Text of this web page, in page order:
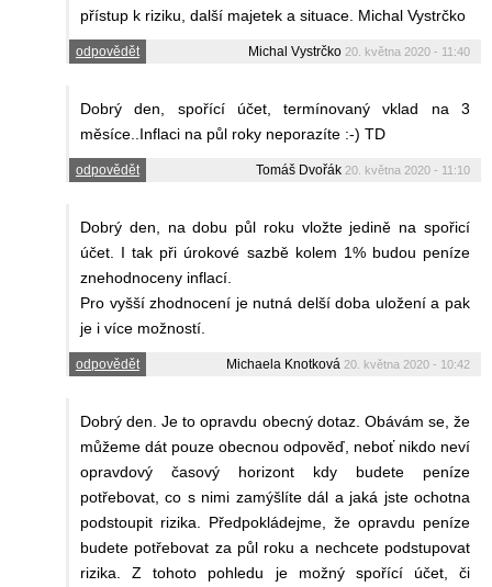
přístup k riziku, další majetek a situace. Michal Vystrčko
odpovědět Michal Vystrčko 20. května 2020 - 11:40
Dobrý den, spořící účet, termínovaný vklad na 3
měsíce..Inflaci na půl roky neporazíte :-) TD
odpovědět Tomáš Dvořák 20. května 2020 - 11:10
Dobrý den, na dobu půl roku vložte jedině na spořicí
účet. I tak při úrokové sazbě kolem 1% budou peníze
znehodnoceny inflací.
Pro vyšší zhodnocení je nutná delší doba uložení a pak
je i více možností.
odpovědět Michaela Knotková 20. května 2020 - 10:42
Dobrý den. Je to opravdu obecný dotaz. Obávám se, že
můžeme dát pouze obecnou odpověď, neboť nikdo neví
opravdový časový horizont kdy budete peníze
potřebovat, co s nimi zamýšlíte dál a jaká jste ochotna
podstoupit rizika. Předpokládejme, že opravdu peníze
budete potřebovat za půl roku a nechcete podstupovat
rizika. Z tohoto pohledu je možný spořící účet, či